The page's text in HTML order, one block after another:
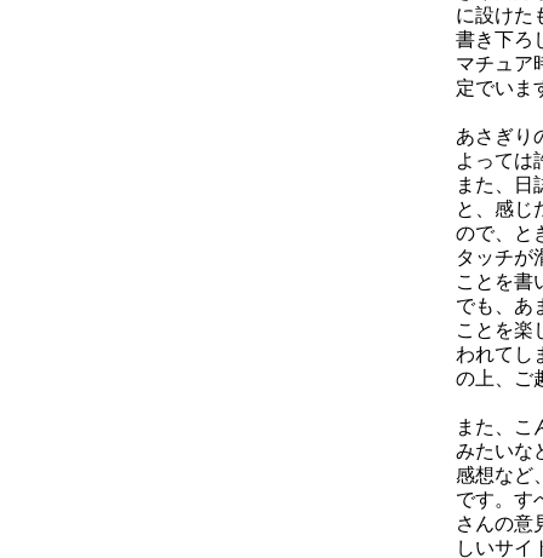
に設けた
書き下ろ
マチュア
定でいま
あさぎり
よっては
また、日
と、感じ
ので、と
タッチが
ことを書
でも、あ
ことを楽
われてし
の上、ご
また、こ
みたいな
感想など
です。す
さんの意
しいサイ